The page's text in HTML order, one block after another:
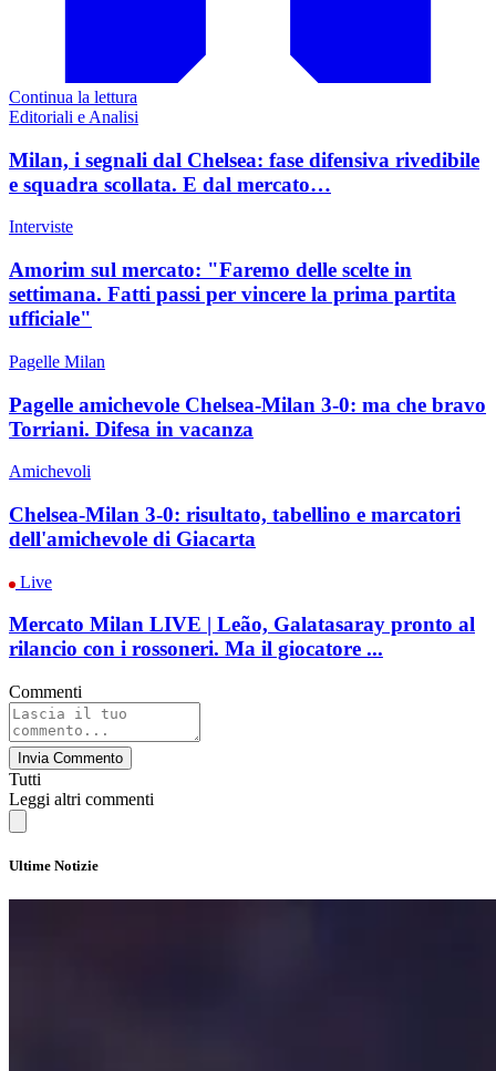
Continua la lettura
Editoriali e Analisi
Milan, i segnali dal Chelsea: fase difensiva rivedibile
e squadra scollata. E dal mercato…
Interviste
Amorim sul mercato: "Faremo delle scelte in
settimana. Fatti passi per vincere la prima partita
ufficiale"
Pagelle Milan
Pagelle amichevole Chelsea-Milan 3-0: ma che bravo
Torriani. Difesa in vacanza
Amichevoli
Chelsea-Milan 3-0: risultato, tabellino e marcatori
dell'amichevole di Giacarta
Live
Mercato Milan LIVE | Leão, Galatasaray pronto al
rilancio con i rossoneri. Ma il giocatore ...
Commenti
Invia Commento
Tutti
Leggi altri commenti
Ultime Notizie